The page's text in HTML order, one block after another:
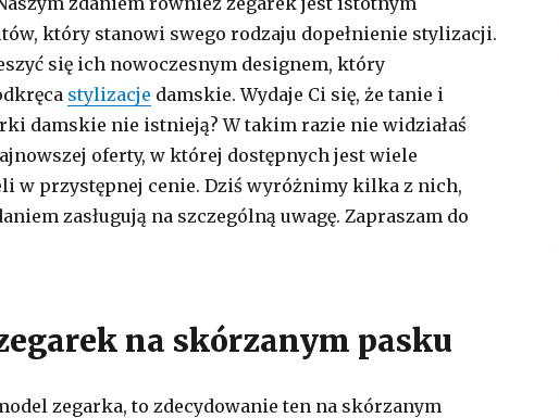
który stanowi swego rodzaju dopełnienie stylizacji.
się ich nowoczesnym designem, który
stylizacje damskie. Wydaje Ci się, że tanie i
damskie nie istnieją? W takim razie nie widziałaś
oferty, w której dostępnych jest wiele
w przystępnej cenie. Dziś wyróżnimy kilka z nich,
zasługują na szczególną uwagę. Zapraszam do
na skórzanym pasku
zegarka, to zdecydowanie ten na skórzanym